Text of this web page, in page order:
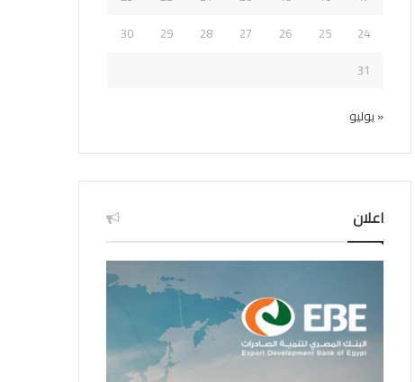
24
25
26
27
28
29
30
31
« يوليو
اعلان